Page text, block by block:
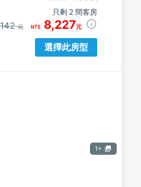
只剩 2 間客房
元 8,227元
選擇此房型
1+